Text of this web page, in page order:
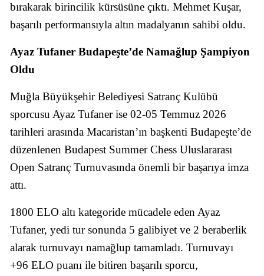
bırakarak birincilik kürsüsüne çıktı. Mehmet Kuşar,
başarılı performansıyla altın madalyanın sahibi oldu.
Ayaz Tufaner Budapeşte’de Namağlup Şampiyon
Oldu
Muğla Büyükşehir Belediyesi Satranç Kulübü
sporcusu Ayaz Tufaner ise 02-05 Temmuz 2026
tarihleri arasında Macaristan’ın başkenti Budapeşte’de
düzenlenen Budapest Summer Chess Uluslararası
Open Satranç Turnuvasında önemli bir başarıya imza
attı.
1800 ELO altı kategoride mücadele eden Ayaz
Tufaner, yedi tur sonunda 5 galibiyet ve 2 beraberlik
alarak turnuvayı namağlup tamamladı. Turnuvayı
+96 ELO puanı ile bitiren başarılı sporcu,